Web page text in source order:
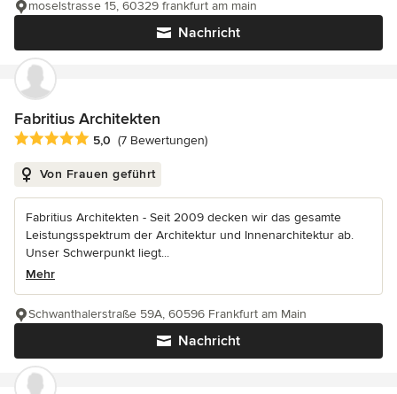
Nachricht
moselstrasse 15, 60329 frankfurt am main
Fabritius Architekten
Durchschnittliche Bewertung: 5 von 5 Sternen
5,0 (7 Bewertungen)
Von Frauen geführt
Fabritius Architekten - Seit 2009 decken wir das gesamte
Leistungsspektrum der Architektur und Innenarchitektur ab.
Unser Schwerpunkt liegt...
Mehr
Nachricht
Schwanthalerstraße 59A, 60596 Frankfurt am Main